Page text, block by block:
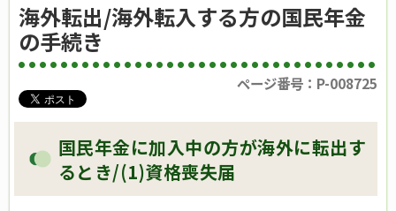
海外転出/海外転入する方の国民年金
の手続き
ページ番号：P-008725
国民年金に加入中の方が海外に転出す
るとき/(1)資格喪失届